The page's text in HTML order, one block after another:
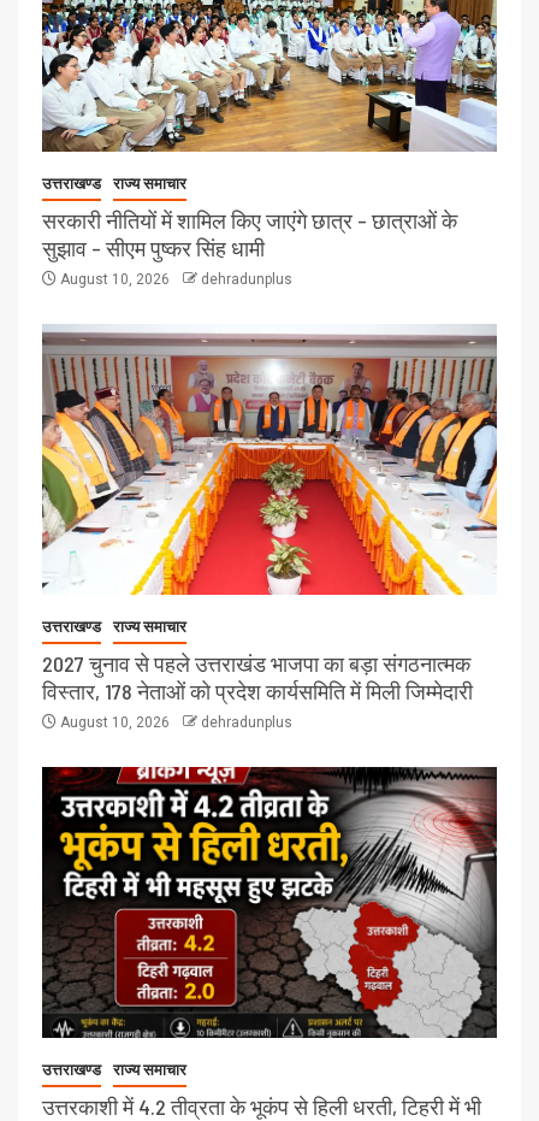
उत्तराखण्ड राज्य समाचार
सरकारी नीतियों में शामिल किए जाएंगे छात्र – छात्राओं के
सुझाव – सीएम पुष्कर सिंह धामी
August 10, 2026 dehradunplus
उत्तराखण्ड राज्य समाचार
2027 चुनाव से पहले उत्तराखंड भाजपा का बड़ा संगठनात्मक
विस्तार, 178 नेताओं को प्रदेश कार्यसमिति में मिली जिम्मेदारी
August 10, 2026 dehradunplus
उत्तराखण्ड राज्य समाचार
उत्तरकाशी में 4.2 तीव्रता के भूकंप से हिली धरती, टिहरी में भी